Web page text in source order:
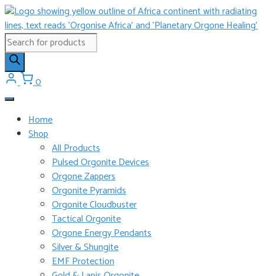
Skip
to
content
Products
search
0
Home
Shop
All Products
Pulsed Orgonite Devices
Orgone Zappers
Orgonite Pyramids
Orgonite Cloudbuster
Tactical Orgonite
Orgone Energy Pendants
Silver & Shungite
EMF Protection